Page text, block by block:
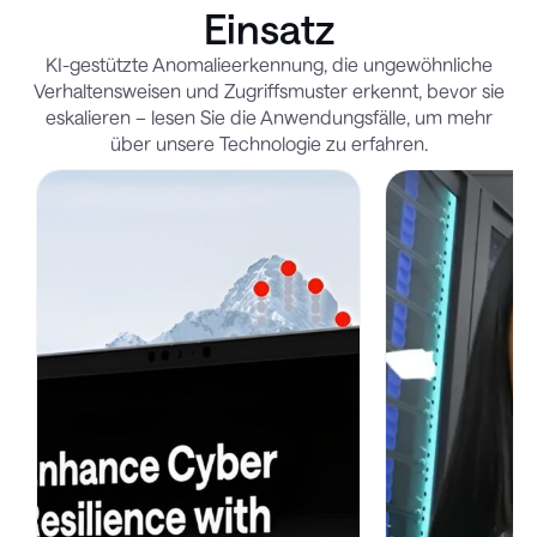
Einsatz
KI-gestützte Anomalieerkennung, die ungewöhnliche
Verhaltensweisen und Zugriffsmuster erkennt, bevor sie
eskalieren – lesen Sie die Anwendungsfälle, um mehr
über unsere Technologie zu erfahren.